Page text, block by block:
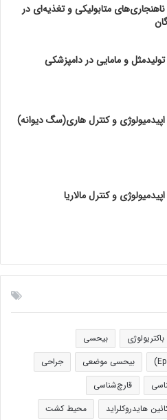
ناهنجاری‌های متابولیکی و تغذیه‌ای در
تولیدمثل و مامایی در دامپزشکی
اپیدمیولوژی و کنترل هاری(سگ دیوانه)
و کنترل مالاریا
باکتریولوژی
بیحسی
بیحسی موضعی
جراحی
قارچ‌شناسی
هایدروکلراید
محیط کشت